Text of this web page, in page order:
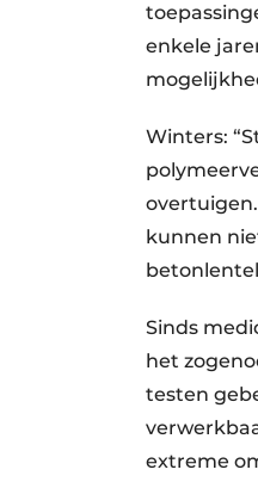
enkele
Winters:
kunnen
Sinds
het
testen
extreme